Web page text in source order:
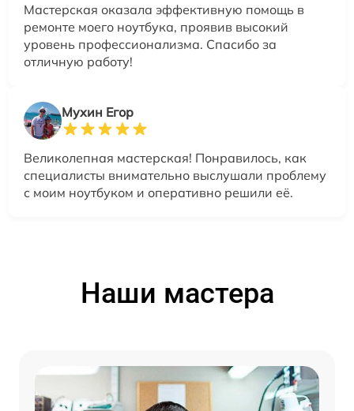
Мастерская оказала эффективную помощь в
ремонте моего ноутбука, проявив высокий
уровень профессионализма. Спасибо за
отличную работу!
Мухин Егор
Великолепная мастерская! Понравилось, как
специалисты внимательно выслушали проблему
с моим ноутбуком и оперативно решили её.
Наши мастера